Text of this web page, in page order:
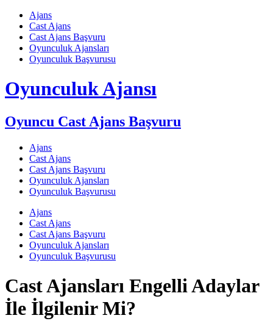
Skip
content
Ajans
Cast Ajans
Cast Ajans Başvuru
Oyunculuk Ajansları
Oyunculuk Başvurusu
Oyunculuk Ajansı
Oyuncu Cast Ajans Başvuru
Ajans
Cast Ajans
Cast Ajans Başvuru
Oyunculuk Ajansları
Oyunculuk Başvurusu
Ajans
Cast Ajans
Cast Ajans Başvuru
Oyunculuk Ajansları
Oyunculuk Başvurusu
Cast Ajansları Engelli Adaylar
İle İlgilenir Mi?